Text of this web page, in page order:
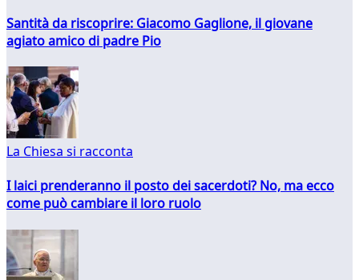
Santità da riscoprire: Giacomo Gaglione, il giovane
agiato amico di padre Pio
La Chiesa si racconta
I laici prenderanno il posto dei sacerdoti? No, ma ecco
come può cambiare il loro ruolo